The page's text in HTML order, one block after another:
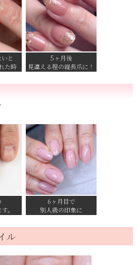
と
た時
5ヶ月後
見違える程の縦長爪に！
。
6ヶ月目で
別人級の印象に
ル